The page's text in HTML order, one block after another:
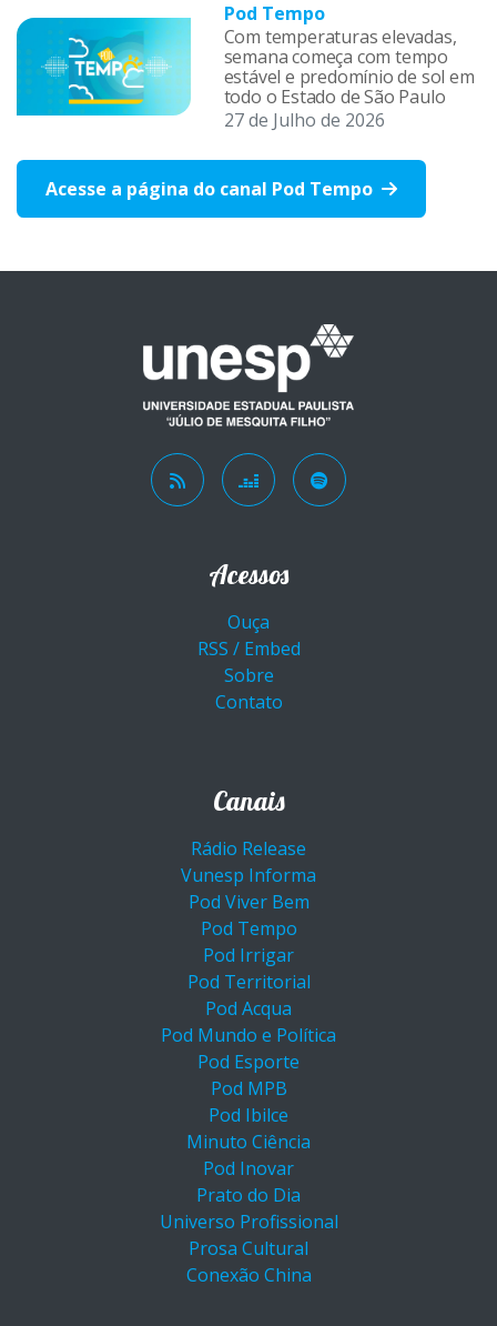
Pod Tempo
Com temperaturas elevadas,
semana começa com tempo
estável e predomínio de sol em
todo o Estado de São Paulo
27 de Julho de 2026
Acesse a página do canal Pod Tempo
Acessos
Ouça
RSS / Embed
Sobre
Contato
Canais
Rádio Release
Vunesp Informa
Pod Viver Bem
Pod Tempo
Pod Irrigar
Pod Territorial
Pod Acqua
Pod Mundo e Política
Pod Esporte
Pod MPB
Pod Ibilce
Minuto Ciência
Pod Inovar
Prato do Dia
Universo Profissional
Prosa Cultural
Conexão China